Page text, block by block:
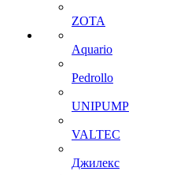
ZOTA
Aquario
Pedrollo
UNIPUMP
VALTEC
Джилекс